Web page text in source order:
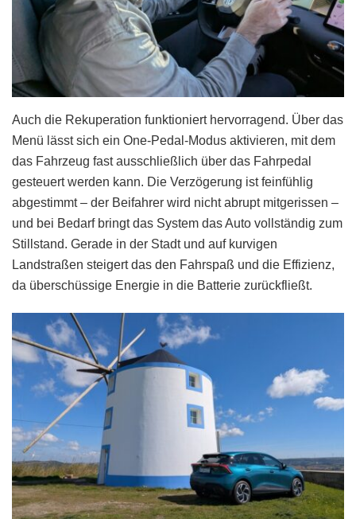
Auch die Rekuperation funktioniert hervorragend. Über das
Menü lässt sich ein One-Pedal-Modus aktivieren, mit dem
das Fahrzeug fast ausschließlich über das Fahrpedal
gesteuert werden kann. Die Verzögerung ist feinfühlig
abgestimmt – der Beifahrer wird nicht abrupt mitgerissen –
und bei Bedarf bringt das System das Auto vollständig zum
Stillstand. Gerade in der Stadt und auf kurvigen
Landstraßen steigert das den Fahrspaß und die Effizienz,
da überschüssige Energie in die Batterie zurückfließt.